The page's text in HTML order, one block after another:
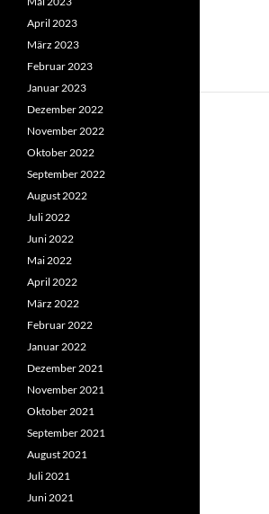
April 2023
März 2023
Februar 2023
Januar 2023
Dezember 2022
November 2022
Oktober 2022
September 2022
August 2022
Juli 2022
Juni 2022
Mai 2022
April 2022
März 2022
Februar 2022
Januar 2022
Dezember 2021
November 2021
Oktober 2021
September 2021
August 2021
Juli 2021
Juni 2021